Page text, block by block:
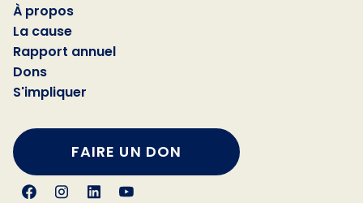
À propos
La cause
Rapport annuel
Dons
S'impliquer
FAIRE UN DON